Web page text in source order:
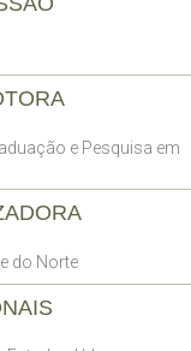
e Pesquisa em
do Norte